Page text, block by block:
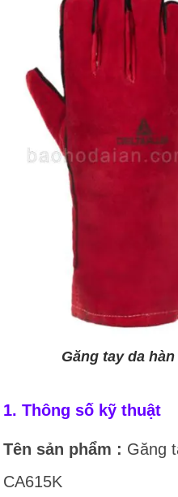
Găng tay da
1. Thông số kỹ thuật
Tên sản phẩm : Găng
CA615K